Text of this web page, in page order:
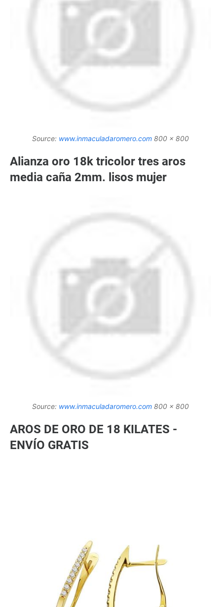
Source: www.inmaculadaromero.com 800 x 800
Alianza oro 18k tricolor tres aros
media caña 2mm. lisos mujer
Source: www.inmaculadaromero.com 800 x 800
AROS DE ORO DE 18 KILATES -
ENVÍO GRATIS